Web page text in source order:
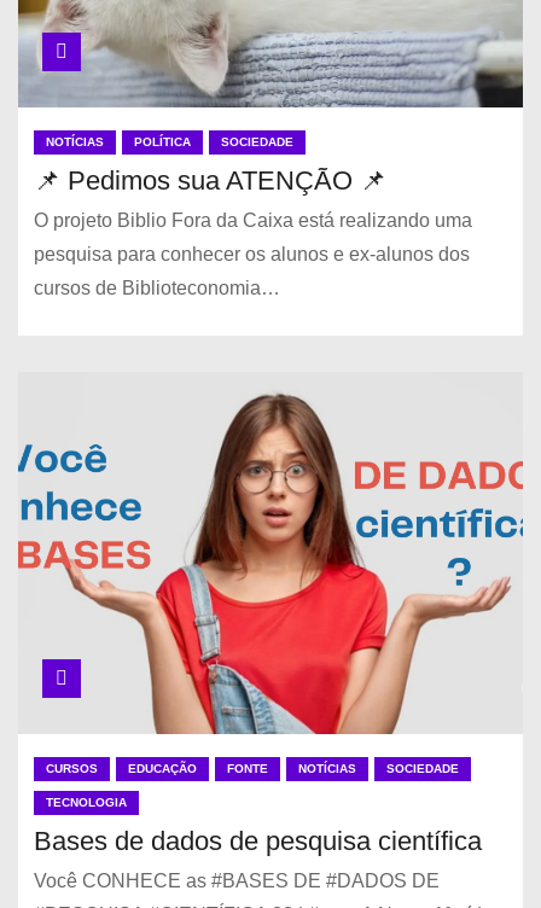
NOTÍCIAS POLÍTICA SOCIEDADE
📌 Pedimos sua ATENÇÃO 📌
O projeto Biblio Fora da Caixa está realizando uma
pesquisa para conhecer os alunos e ex-alunos dos
cursos de Biblioteconomia…
CURSOS EDUCAÇÃO FONTE NOTÍCIAS SOCIEDADE
TECNOLOGIA
Bases de dados de pesquisa científica
Você CONHECE as #BASES DE #DADOS DE